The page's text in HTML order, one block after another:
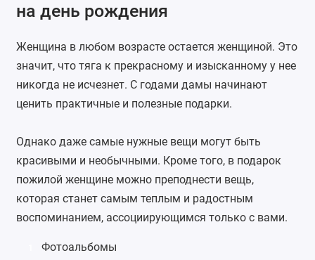
на день рождения
Женщина в любом возрасте остается женщиной. Это
значит, что тяга к прекрасному и изысканному у нее
никогда не исчезнет. С годами дамы начинают
ценить практичные и полезные подарки.
Однако даже самые нужные вещи могут быть
красивыми и необычными. Кроме того, в подарок
пожилой женщине можно преподнести вещь,
которая станет самым теплым и радостным
воспоминанием, ассоциирующимся только с вами.
Фотоальбомы